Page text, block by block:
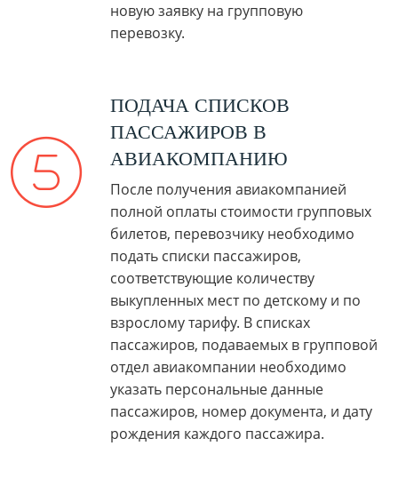
новую заявку на групповую
перевозку.
ПОДАЧА СПИСКОВ
ПАССАЖИРОВ В
АВИАКОМПАНИЮ
После получения авиакомпанией
полной оплаты стоимости групповых
билетов, перевозчику необходимо
подать списки пассажиров,
соответствующие количеству
выкупленных мест по детскому и по
взрослому тарифу. В списках
пассажиров, подаваемых в групповой
отдел авиакомпании необходимо
указать персональные данные
пассажиров, номер документа, и дату
рождения каждого пассажира.